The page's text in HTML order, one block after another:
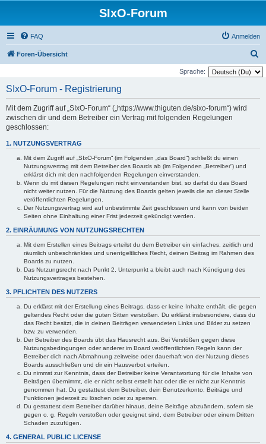
SIxO-Forum
FAQ Anmelden
Foren-Übersicht
u
Sprache:
SIxO-Forum - Registrierung
Mit dem Zugriff auf „SIxO-Forum“ („https://www.thiguten.de/sixo-forum“) wird
zwischen dir und dem Betreiber ein Vertrag mit folgenden Regelungen
geschlossen:
1. NUTZUNGSVERTRAG
Mit dem Zugriff auf „SIxO-Forum“ (im Folgenden „das Board“) schließt du einen
Nutzungsvertrag mit dem Betreiber des Boards ab (im Folgenden „Betreiber“) und
erklärst dich mit den nachfolgenden Regelungen einverstanden.
Wenn du mit diesen Regelungen nicht einverstanden bist, so darfst du das Board
nicht weiter nutzen. Für die Nutzung des Boards gelten jeweils die an dieser Stelle
veröffentlichten Regelungen.
Der Nutzungsvertrag wird auf unbestimmte Zeit geschlossen und kann von beiden
Seiten ohne Einhaltung einer Frist jederzeit gekündigt werden.
2. EINRÄUMUNG VON NUTZUNGSRECHTEN
Mit dem Erstellen eines Beitrags erteilst du dem Betreiber ein einfaches, zeitlich und
räumlich unbeschränktes und unentgeltliches Recht, deinen Beitrag im Rahmen des
Boards zu nutzen.
Das Nutzungsrecht nach Punkt 2, Unterpunkt a bleibt auch nach Kündigung des
Nutzungsvertrages bestehen.
3. PFLICHTEN DES NUTZERS
Du erklärst mit der Erstellung eines Beitrags, dass er keine Inhalte enthält, die gegen
geltendes Recht oder die guten Sitten verstoßen. Du erklärst insbesondere, dass du
das Recht besitzt, die in deinen Beiträgen verwendeten Links und Bilder zu setzen
bzw. zu verwenden.
Der Betreiber des Boards übt das Hausrecht aus. Bei Verstößen gegen diese
Nutzungsbedingungen oder anderer im Board veröffentlichten Regeln kann der
Betreiber dich nach Abmahnung zeitweise oder dauerhaft von der Nutzung dieses
Boards ausschließen und dir ein Hausverbot erteilen.
Du nimmst zur Kenntnis, dass der Betreiber keine Verantwortung für die Inhalte von
Beiträgen übernimmt, die er nicht selbst erstellt hat oder die er nicht zur Kenntnis
genommen hat. Du gestattest dem Betreiber, dein Benutzerkonto, Beiträge und
Funktionen jederzeit zu löschen oder zu sperren.
Du gestattest dem Betreiber darüber hinaus, deine Beiträge abzuändern, sofern sie
gegen o. g. Regeln verstoßen oder geeignet sind, dem Betreiber oder einem Dritten
Schaden zuzufügen.
4. GENERAL PUBLIC LICENSE